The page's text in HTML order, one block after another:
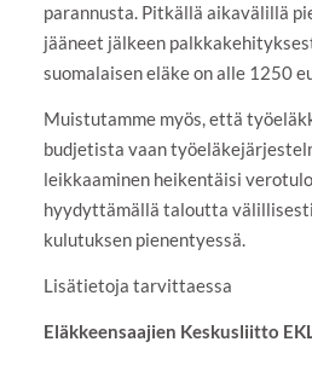
parannusta. Pitkällä aikavälillä
jääneet jälkeen
suomalaisen eläke on alle 1250
Muistutamme myös, että
budjetista vaan
leikkaaminen heikentäisi
hyydyttämällä taloutta
kulutuksen pienentyessä.
Lisätietoja tarvittaessa
Eläkkeensaajien Keskusliitto